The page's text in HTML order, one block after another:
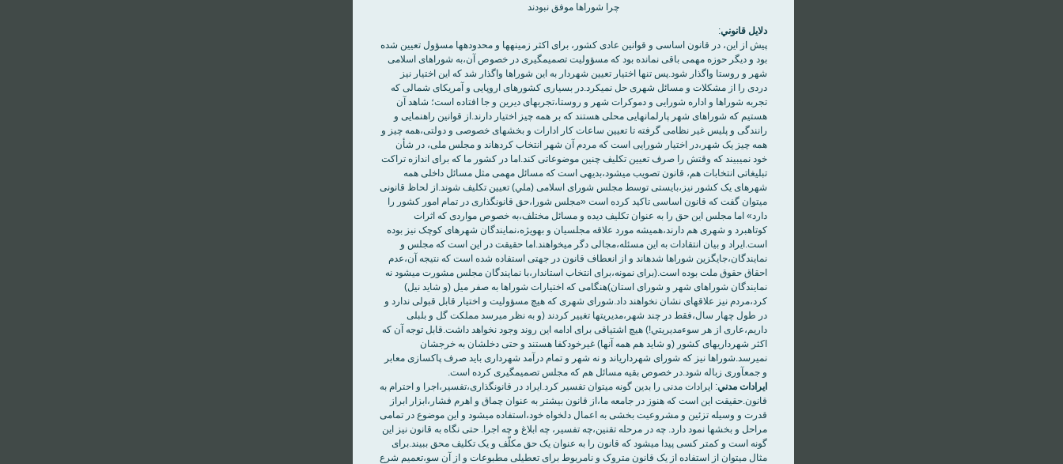
چرا شوراها موفق نبودند
دلايل قانوني:
پيش از اين، در قانون اساسی و قوانين عادی کشور، برای اکثر زمينه‎‏ها و محدوده‎‏ها مسؤول تعيين شده
بود و ديگر حوزه مهمی باقی نمانده بود که مسؤوليت تصميم‎‏گيری در خصوص آن،به شوراهای اسلامی
شهر و روستا واگذار شود.پس تنها اختيار تعيين شهردار به اين شوراها واگذار شد که اين اختيار نيز
دردی را از مشکلات و مسائل شهری حل نمي‎‏کرد.در بسياری کشورهای اروپايی و آمريکای شمالی که
تجربه شوراها و اداره شورايی و دموکرات شهر و روستا،تجربه‎‏ای ديرين و جا افتاده است؛ شاهد آن
هستيم که شوراهای شهر پارلمانهايی محلی هستند که بر همه چيز اختيار دارند.از قوانين راهنمايی و
رانندگی و پليس غير نظامی گرفته تا تعيين ساعات کار ادارات و بخش‏‎های خصوصی و دولتی،همه چيز و
همه چيز يک شهر،در اختيار شورايی است که مردم آن شهر انتخاب کرده‎‏اند و مجلس ملی، در شأن
خود نمي‏‎بيند که وقتش را صرف تعيين تکليف چنين موضوعاتی کند.اما در کشور ما که برای اندازه تراکت
تبليغاتی انتخابات هم، قانون تصويب مي‎‏شود،بديهی است که مسائل مهمی مثل مسائل داخلی همه
شهرهای يک کشور نيز،بايستی توسط مجلس شورای اسلامی (ملي) تعيين تکليف شوند.از لحاظ قانونی
مي‎‏توان گفت که قانون اساسی تاکيد کرده است «مجلس شورا،حق قانون‎‏گذاری در تمام امور کشور را
دارد» اما مجلس اين حق را به عنوان تکليف ديده و مسائل مختلف،به خصوص مواردی که اثرات
کوتاه‎‏برد و شهری هم دارند،هميشه مورد علاقه مجلسيان و به‎‏ويژه،نمايندگان شهرهای کوچک نيز بوده
است.ايراد و بيان انتقادات به اين مسئله،مجالی دگر مي‎‏خواهند.اما حقيقت در اين است که مجلس و
نمايندگان،جايگزين شوراها شده‎‏اند و از انعطاف قانون در جهتی استفاده شده است که نتيجه آن،عدم
احقاق حقوق ملت بوده است.(برای نمونه،برای انتخاب استاندار،با نمايندگان مجلس مشورت مي‎‏شود نه
نمايندگان شوراهای شهر و شورای استان)هنگامی که اختيارات شوراها به صفر ميل (و شايد نيل)
کرد،مردم نيز علاقه‎‏ای نشان نخواهند داد.شورای شهری که هيچ مسؤوليت و اختيار قابل قبولی ندارد و
در طول چهار سال،فقط در چند شهر،مديريت‎‏ها تغيير کردند (و به نظر مي‎‏رسد مملکت گل و بلبلی
داريم،عاری از هر سوءمديريتي!) هيچ اشتياقی برای ادامه اين روند وجود نخواهد داشت.قابل توجه آن که
اکثر شهرداري‎‏های کشور (و شايد هم همه آنها) غيرخودکفا هستند و حتی دخلشان به خرجشان
نمي‎‏رسد.شوراها نيز که شورای شهرداري‎‏اند و نه شهر و تمام درآمد شهرداری بايد صرف پاکسازی معابر
و جمع‎‏آوری زباله شود.در خصوص بقيه مسائل هم که مجلس تصميم‎‏گيری کرده است.
ايرادات مدني
: ايرادات مدنی را بدين گونه مي‎‏توان تفسير کرد.ايراد در قانون‎‏گذاری،تفسير،اجرا و احترام به
قانون.حقيقت اين است که هنوز در جامعه ما،از قانون بيشتر به عنوان چماق و اهرم فشار،ابزار ابراز
قدرت و وسيله تزئين و مشروعيت بخشی به اعمال دلخواه خود،استفاده مي‏‎شود و اين موضوع در تمامی
مراحل و بخش‎‏ها نمود دارد. چه در مرحله تقنين،چه تفسير، چه ابلاغ و چه اجرا. حتی نگاه به قانون نيز اين
گونه است و کمتر کسی پيدا مي‎‏شود که قانون را به عنوان يک حق مکلّف و يک تکليف محق ببيند.برای
مثال مي‎‏توان از استفاده از يک قانون متروک و نامربوط برای تعطيلی مطبوعات و از آن سو،تعميم شرع